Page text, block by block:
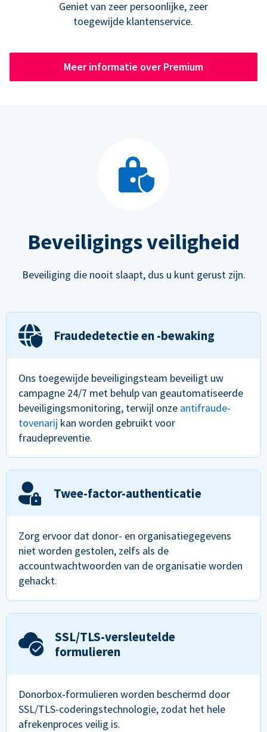
Geniet van zeer persoonlijke, zeer
toegewijde klantenservice.
Meer informatie over Premium
Beveiligings veiligheid
Beveiliging die nooit slaapt, dus u kunt gerust zijn.
Fraudedetectie en -bewaking
Ons toegewijde beveiligingsteam beveiligt uw
campagne 24/7 met behulp van geautomatiseerde
beveiligingsmonitoring, terwijl onze antifraude-
tovenarij kan worden gebruikt voor
fraudepreventie.
Twee-factor-authenticatie
Zorg ervoor dat donor- en organisatiegegevens
niet worden gestolen, zelfs als de
accountwachtwoorden van de organisatie worden
gehackt.
SSL/TLS-versleutelde
formulieren
Donorbox-formulieren worden beschermd door
SSL/TLS-coderingstechnologie, zodat het hele
afrekenproces veilig is.